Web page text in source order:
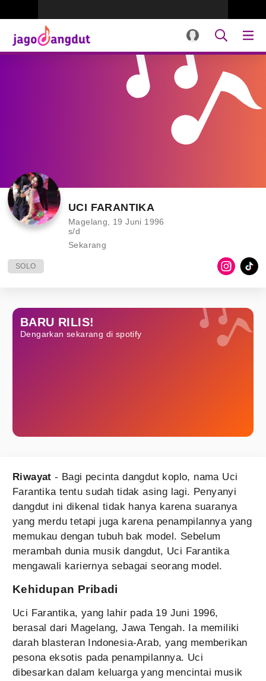
UCI FARANTIKA
Magelang, 19 Juni 1996
s/d
Sekarang
SOLO
BARU RILIS!
Dengarkan sekarang di spotify
Riwayat - Bagi pecinta dangdut koplo, nama Uci
Farantika tentu sudah tidak asing lagi. Penyanyi
dangdut ini dikenal tidak hanya karena suaranya
yang merdu tetapi juga karena penampilannya yang
memukau dengan tubuh bak model. Sebelum
merambah dunia musik dangdut, Uci Farantika
mengawali kariernya sebagai seorang model.
Kehidupan Pribadi
Uci Farantika, yang lahir pada 19 Juni 1996,
berasal dari Magelang, Jawa Tengah. Ia memiliki
darah blasteran Indonesia-Arab, yang memberikan
pesona eksotis pada penampilannya. Uci
dibesarkan dalam keluarga yang mencintai musik